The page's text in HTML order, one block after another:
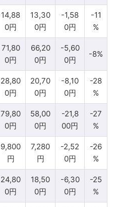
14,88
0円
13,30
0円
-1,58
0円
-11
%
71,80
0円
66,20
0円
-5,60
0円
-8%
28,80
0円
20,70
0円
-8,10
0円
-28
%
79,80
0円
58,00
0円
-21,8
00円
-27
%
9,800
円
7,280
円
-2,52
0円
-26
%
24,80
0円
18,50
0円
-6,30
0円
-25
%